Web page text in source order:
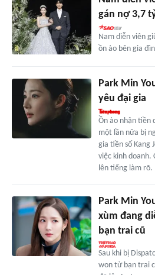
gán nợ 3,7
Nam diễn viên
ồn ào bên gia
Park Min
yêu đại gia
Ồn ào nhận tiền
một lần nữa bị
gia tiền số Kang
việc kinh doanh.
lên tiếng làm rõ.
Park Min
xùm đang
bạn trai cũ
Sau khi bị
won từ bạn trai